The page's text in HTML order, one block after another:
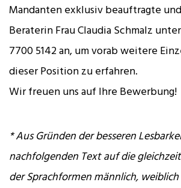
Mandanten exklusiv beauftragte
Beraterin Frau Claudia Schmalz
7700 5142 an, um vorab weitere
dieser Position zu erfahren.
Wir freuen uns auf Ihre Bewerbung!
* Aus Gründen der besseren
nachfolgenden Text auf die
der Sprachformen männlich,